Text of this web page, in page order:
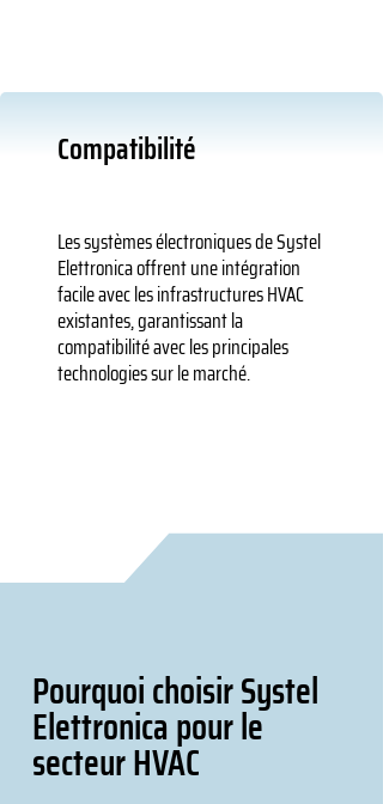
Compatibilité
Les systèmes électroniques de Systel
Elettronica offrent une intégration
facile avec les infrastructures HVAC
existantes, garantissant la
compatibilité avec les principales
technologies sur le marché.
Pourquoi choisir Systel
Elettronica pour le
secteur HVAC